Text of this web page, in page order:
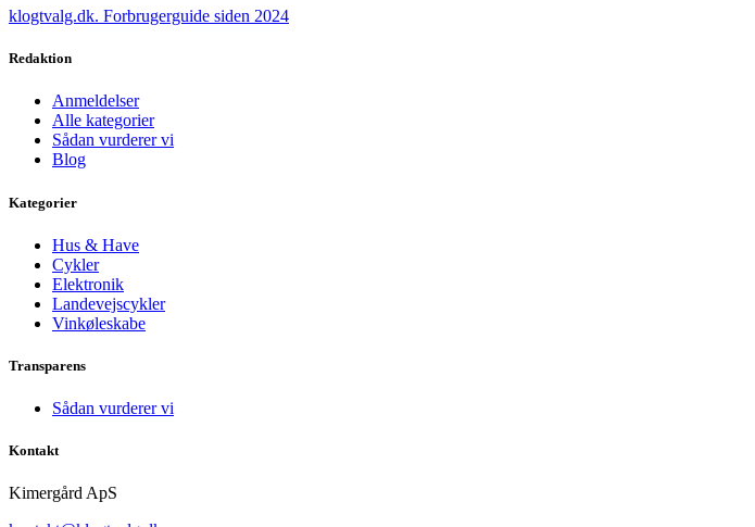
klogtvalg.dk. Forbrugerguide siden 2024
Redaktion
Anmeldelser
Alle kategorier
Sådan vurderer vi
Blog
Kategorier
Hus & Have
Cykler
Elektronik
Landevejscykler
Vinkøleskabe
Transparens
Sådan vurderer vi
Kontakt
Kimergård ApS